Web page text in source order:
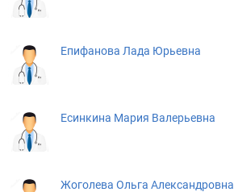
Епифанова Лада Юрьевна
Есинкина Мария Валерьевна
Жоголева Ольга Александровна